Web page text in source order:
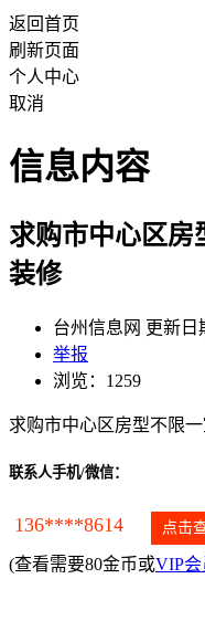
返回首页
刷新页面
个人中心
取消
信息内容
求购市中心区房
装修
台州信息网 更新日
举报
浏览：1259
求购市中心区房型不限
联系人手机/微信：
136****8614 点击
(查看需要80金币或VIP会